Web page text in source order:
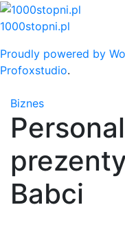
Skip
to
1000stopni.pl
Proudly powered by
Profoxstudio.
Biznes
Babci